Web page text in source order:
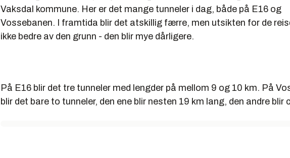
Vaksdal kommune. Her er det mange tunneler i dag, både på E16 og
Vossebanen. I framtida blir det atskillig færre, men utsikten for de
ikke bedre av den grunn - den blir mye dårligere.
På E16 blir det tre tunneler med lengder på mellom 9 og 10 km. På
blir det bare to tunneler, den ene blir nesten 19 km lang, den andre blir